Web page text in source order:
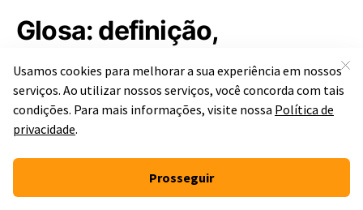
Glosa: definição,
características e exemplos
Raiane Santos Publicado em 21 de abril de 2025
Você sabe identificar uma glosa? Essa forma poética de